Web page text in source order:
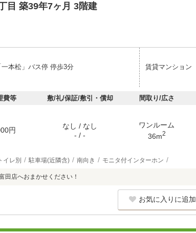
目 築39年7ヶ月 3階建
本松」バス停 停歩3分 賃貸マンション
費等 敷/礼/保証/敷引・償却 間取り/広さ
円
なし / なし
- / -
ワンルーム
36m2
イレ別 駐車場(近隣含) 南向き モニタ付インターホン
田店へおまかせください！
お気に入りに追加